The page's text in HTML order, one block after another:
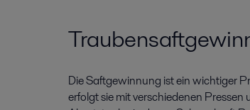
Die Saftgewinnung ist ein wichtiger
erfolgt sie mit verschiedenen